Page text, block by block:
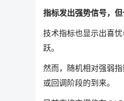
指标发出强势信号，
技术指标也显示出喜
跃。
然而，随机相对强弱
或回调阶段的到来。